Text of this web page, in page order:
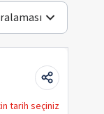
tarih seçiniz